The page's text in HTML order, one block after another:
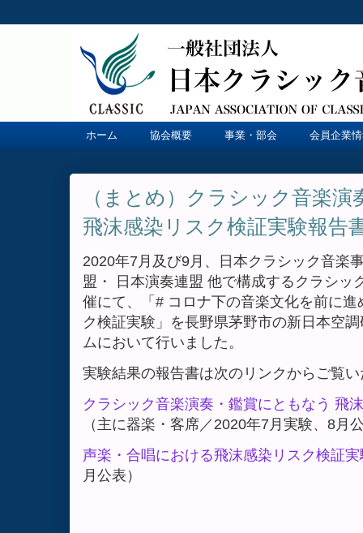
ホーム 協会概要 事業・部会 会員企業
（まとめ）クラシック音楽
飛沫感染リスク検証実験報告
2020年7月及び9月、日本クラシック音楽
盟・ 日本演奏連盟 他で構成するクラシッ
催にて、「# コロナ下の音楽文化を前に
ク検証実験」を長野県茅野市の新日本空
ムにおいて行いました。
実験結果の報告書は次のリンクからご覧
クラシック⾳楽演奏・鑑賞にともなう ⾶
（主に器楽・客席／2020年7月実験、8月
声楽・合唱における飛沫感染リスク検証
月公表）